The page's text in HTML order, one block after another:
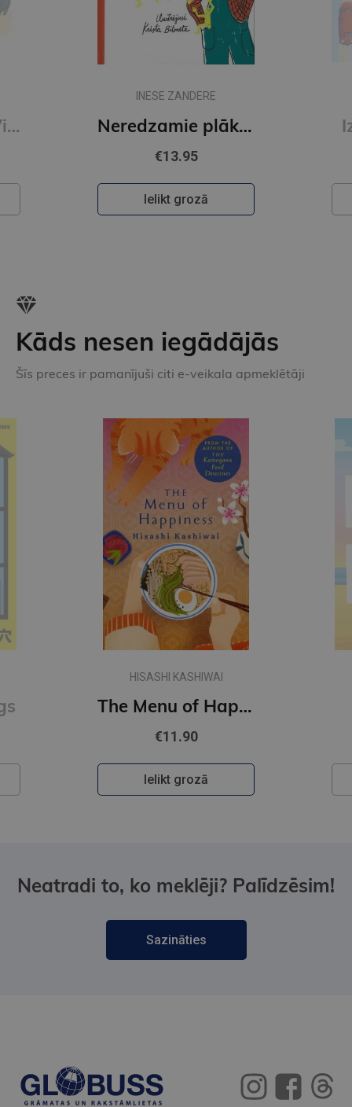
INESE ZANDERE
Izdomā sev auto
€17.95
Ielikt grozā
Kāds nesen iegādājās
Šīs preces ir pamanījuši citi e-veikala apmeklētāji
CHLOE LIESE
Happy Ending
€10.90
Ielikt grozā
Neatradi to, ko meklēji? Palīdzēsim!
Sazināties